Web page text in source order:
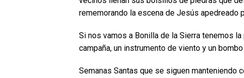
rememorando la escena de Jesús apedreado
Si nos vamos a Bonilla de la Sierra tenemos
campaña, un instrumento de viento y un
Semanas Santas que se siguen manteniendo